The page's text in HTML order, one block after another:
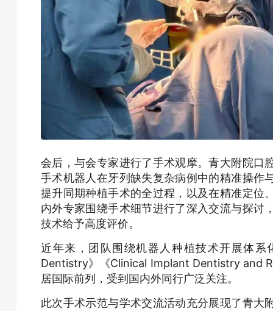
会后，与会专家进行了手术观摩。青大附院口
手术机器人在牙列缺失复杂病例中的精准操作
提升同期种植手术的全过程，以及在精准定位
内外专家围绕手术细节进行了深入交流与探讨
技术给予高度评价。
近年来，团队围绕机器人种植技术开展体
Dentistry》《Clinical Implant Dentistry and
居国际前列，受到国内外同行广泛关注。
此次手术示范与学术交流活动充分展现了青大